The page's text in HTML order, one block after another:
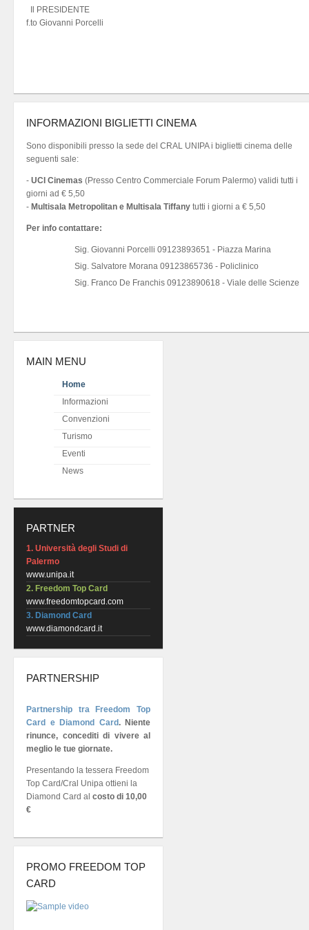
Il PRESIDENTE
f.to Giovanni Porcelli
INFORMAZIONI BIGLIETTI CINEMA
Sono disponibili presso la sede del CRAL UNIPA i biglietti cinema delle
seguenti sale:
- UCI Cinemas (Presso Centro Commerciale Forum Palermo) validi tutti i
giorni ad € 5,50
- Multisala Metropolitan e Multisala Tiffany tutti i giorni a € 5,50
Per info contattare:
Sig. Giovanni Porcelli 09123893651 - Piazza Marina
Sig. Salvatore Morana 09123865736 - Policlinico
Sig. Franco De Franchis 09123890618 - Viale delle Scienze
MAIN MENU
Home
Informazioni
Convenzioni
Turismo
Eventi
News
PARTNER
1. Università degli Studi di
Palermo
www.unipa.it
2. Freedom Top Card
www.freedomtopcard.com
3. Diamond Card
www.diamondcard.it
PARTNERSHIP
Partnership tra Freedom Top
Card e Diamond Card. Niente
rinunce, concediti di vivere al
meglio le tue giornate.
Presentando la tessera Freedom
Top Card/Cral Unipa ottieni la
Diamond Card al costo di 10,00
€
PROMO FREEDOM TOP
CARD